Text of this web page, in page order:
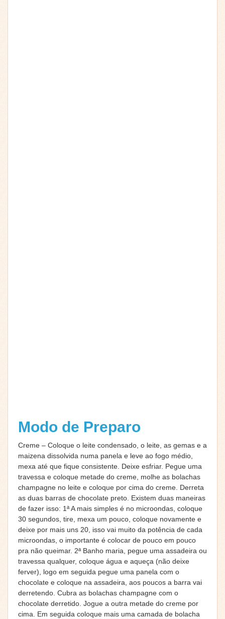
Modo de Preparo
Creme – Coloque o leite condensado, o leite, as gemas e a
maizena dissolvida numa panela e leve ao fogo médio,
mexa até que fique consistente. Deixe esfriar. Pegue uma
travessa e coloque metade do creme, molhe as bolachas
champagne no leite e coloque por cima do creme. Derreta
as duas barras de chocolate preto. Existem duas maneiras
de fazer isso: 1ª A mais simples é no microondas, coloque
30 segundos, tire, mexa um pouco, coloque novamente e
deixe por mais uns 20, isso vai muito da potência de cada
microondas, o importante é colocar de pouco em pouco
pra não queimar. 2ª Banho maria, pegue uma assadeira ou
travessa qualquer, coloque água e aqueça (não deixe
ferver), logo em seguida pegue uma panela com o
chocolate e coloque na assadeira, aos poucos a barra vai
derretendo. Cubra as bolachas champagne com o
chocolate derretido. Jogue a outra metade do creme por
cima. Em seguida coloque mais uma camada de bolacha